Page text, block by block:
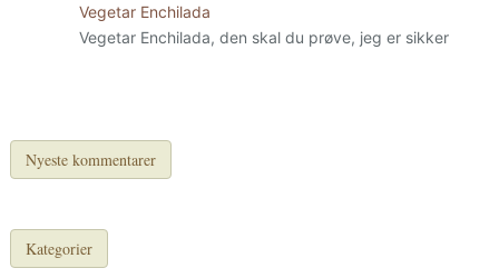
Vegetar Enchilada
Vegetar Enchilada, den skal du prøve, jeg er sikker
Nyeste kommentarer
Kategorier